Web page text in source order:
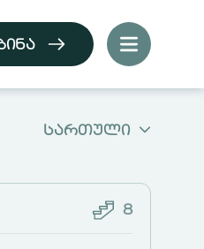
სართული
8